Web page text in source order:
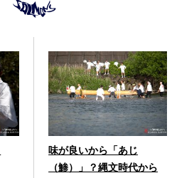
味が良いから「あじ
（鯵）」？縄文時代から